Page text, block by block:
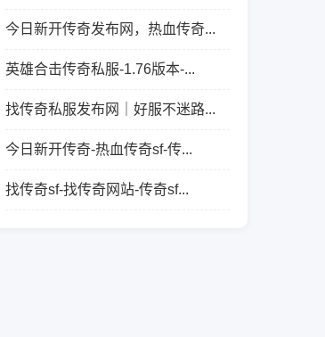
今日新开传奇发布网，热血传奇...
英雄合击传奇私服-1.76版本-...
找传奇私服发布网｜好服不迷路...
今日新开传奇-热血传奇sf-传...
找传奇sf-找传奇网站-传奇sf...